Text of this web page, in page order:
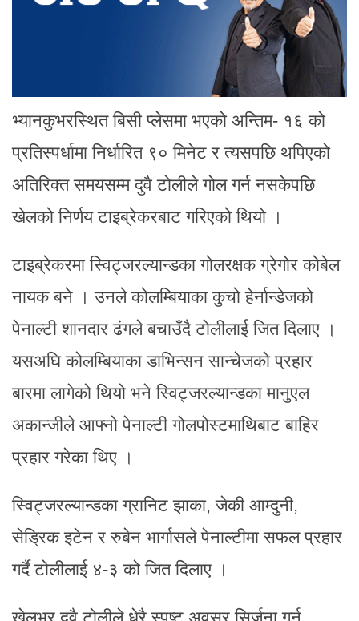
भ्यानकुभरस्थित बिसी प्लेसमा भएको अन्तिम- १६ को
प्रतिस्पर्धामा निर्धारित ९० मिनेट र त्यसपछि थपिएको
अतिरिक्त समयसम्म दुवै टोलीले गोल गर्न नसकेपछि
खेलको निर्णय टाइब्रेकरबाट गरिएको थियो ।
टाइब्रेकरमा स्विट्जरल्यान्डका गोलरक्षक ग्रेगोर कोबेल
नायक बने । उनले कोलम्बियाका कुचो हेर्नान्डेजको
पेनाल्टी शानदार ढंगले बचाउँदै टोलीलाई जित दिलाए ।
यसअघि कोलम्बियाका डाभिन्सन सान्चेजको प्रहार
बारमा लागेको थियो भने स्विट्जरल्यान्डका मानुएल
अकान्जीले आफ्नो पेनाल्टी गोलपोस्टमाथिबाट बाहिर
प्रहार गरेका थिए ।
स्विट्जरल्यान्डका ग्रानिट झाका, जेकी आम्दुनी,
सेड्रिक इटेन र रुबेन भार्गासले पेनाल्टीमा सफल प्रहार
गर्दै टोलीलाई ४-३ को जित दिलाए ।